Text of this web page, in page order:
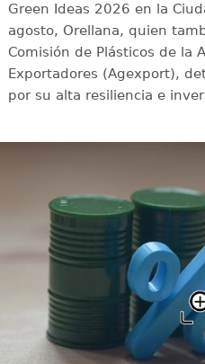
Green Ideas 2026 en la
agosto, Orellana, quien
Comisión de Plásticos de la
Exportadores (Agexport),
por su alta resiliencia e